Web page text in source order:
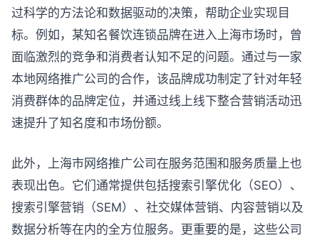
过科学的方法论和数据驱动的决策，帮助企业实现目
标。例如，某知名餐饮连锁品牌在进入上海市场时，曾
面临激烈的竞争和消费者认知不足的问题。通过与一家
本地网络推广公司的合作，该品牌成功制定了针对年轻
消费群体的品牌定位，并通过线上线下整合营销活动迅
速提升了知名度和市场份额。
此外，上海市网络推广公司在服务范围和服务质量上也
表现出色。它们通常提供包括搜索引擎优化（SEO）、
搜索引擎营销（SEM）、社交媒体营销、内容营销以及
数据分析等在内的全方位服务。更重要的是，这些公司